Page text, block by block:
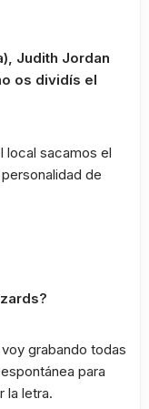
Judith Jordan
os dividís el
local sacamos el
de
grabando todas
para
la letra.